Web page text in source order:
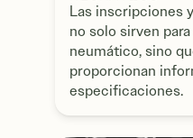
Las inscripciones
no solo sirven
neumático, sino
proporcionan
especificaciones.